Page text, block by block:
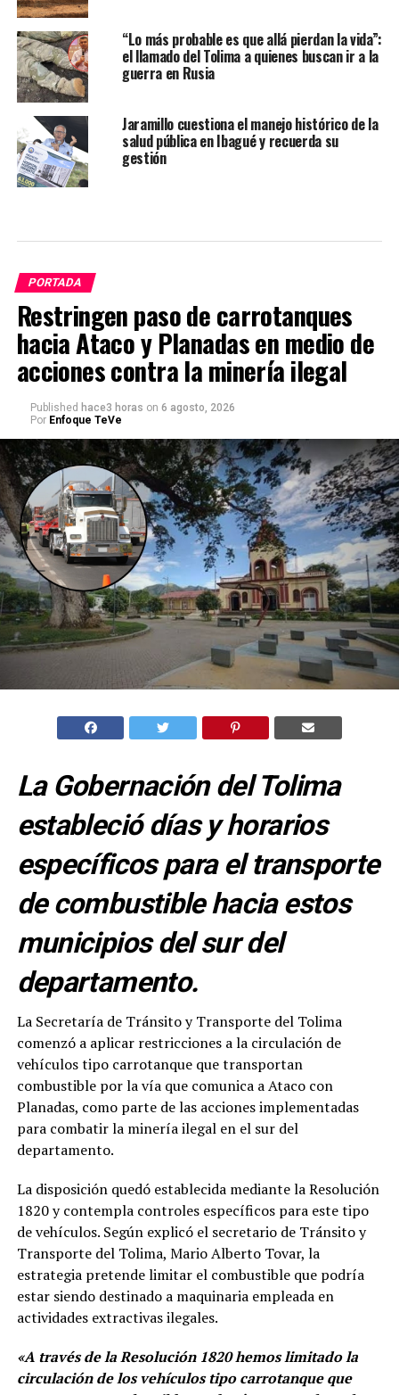
“Lo más probable es que allá pierdan la vida”:
el llamado del Tolima a quienes buscan ir a la
guerra en Rusia
Jaramillo cuestiona el manejo histórico de la
salud pública en Ibagué y recuerda su
gestión
PORTADA
Restringen paso de carrotanques
hacia Ataco y Planadas en medio de
acciones contra la minería ilegal
Published hace3 horas on 6 agosto, 2026
Por Enfoque TeVe
La Gobernación del Tolima
estableció días y horarios
específicos para el transporte
de combustible hacia estos
municipios del sur del
departamento.
La Secretaría de Tránsito y Transporte del Tolima
comenzó a aplicar restricciones a la circulación de
vehículos tipo carrotanque que transportan
combustible por la vía que comunica a Ataco con
Planadas, como parte de las acciones implementadas
para combatir la minería ilegal en el sur del
departamento.
La disposición quedó establecida mediante la Resolución
1820 y contempla controles específicos para este tipo
de vehículos. Según explicó el secretario de Tránsito y
Transporte del Tolima, Mario Alberto Tovar, la
estrategia pretende limitar el combustible que podría
estar siendo destinado a maquinaria empleada en
actividades extractivas ilegales.
«A través de la Resolución 1820 hemos limitado la
circulación de los vehículos tipo carrotanque que